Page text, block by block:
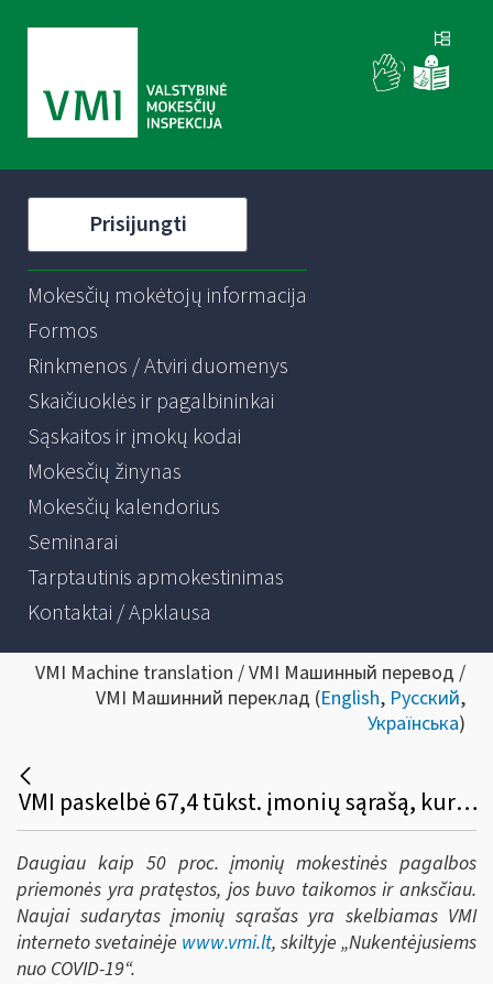
Prisijungti
Mokesčių mokėtojų informacija
Formos
Rinkmenos / Atviri duomenys
Skaičiuoklės ir pagalbininkai
Sąskaitos ir įmokų kodai
Mokesčių žinynas
Mokesčių kalendorius
Seminarai
Tarptautinis apmokestinimas
Kontaktai / Apklausa
VMI Machine translation / VMI Машинный перевод /
VMI Машинний переклад (English, Русский,
Українська)
VMI paskelbė 67,4 tūkst. įmonių sąrašą, kurioms mokestines pagalbos priemones taikys ateinantį pusmetį
Daugiau kaip 50 proc. įmonių mokestinės pagalbos
priemonės yra pratęstos, jos buvo taikomos ir anksčiau.
Naujai sudarytas įmonių sąrašas yra skelbiamas VMI
interneto svetainėje www.vmi.lt, skiltyje „Nukentėjusiems
nuo COVID-19“.